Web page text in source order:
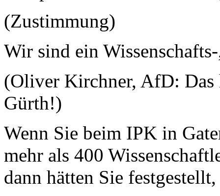
(Zustimmung)
Wir sind ein
(Oliver Kirchner, AfD: Das
Gürth!)
Wenn Sie beim IPK in
mehr als 400
dann hätten Sie